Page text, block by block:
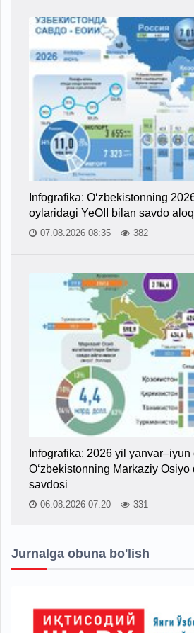
Infografika: O‘zbekistonning
oylaridagi YeOII bilan savdo
07.08.2026 08:35 382
Infografika: 2026 yil yanvar–iyun
O‘zbekistonning Markaziy
savdosi
06.08.2026 07:20 331
Jurnalga obuna bo'lish